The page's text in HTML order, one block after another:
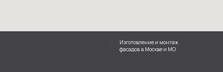
Изготовление и монтаж
фасадов в Москве и МО